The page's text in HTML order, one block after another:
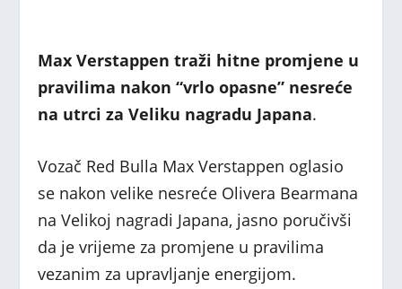
Max Verstappen traži hitne promjene u
pravilima nakon “vrlo opasne” nesreće
na utrci za Veliku nagradu Japana.
Vozač Red Bulla Max Verstappen oglasio
se nakon velike nesreće Olivera Bearmana
na Velikoj nagradi Japana, jasno poručivši
da je vrijeme za promjene u pravilima
vezanim za upravljanje energijom.